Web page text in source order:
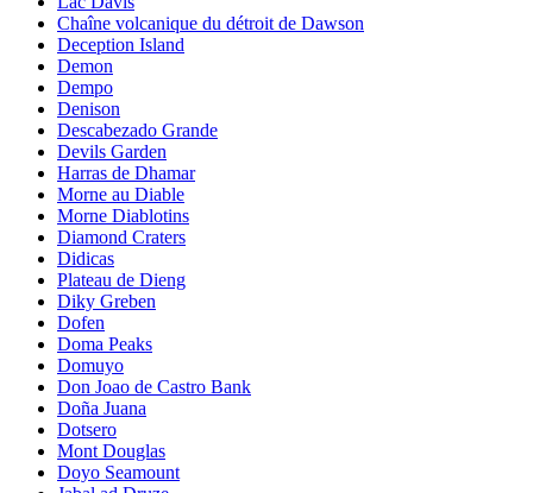
Chaîne volcanique du détroit de Dawson
Deception Island
Demon
Dempo
Denison
Descabezado Grande
Devils Garden
Harras de Dhamar
Morne au Diable
Morne Diablotins
Diamond Craters
Didicas
Plateau de Dieng
Diky Greben
Dofen
Doma Peaks
Domuyo
Don Joao de Castro Bank
Doña Juana
Dotsero
Mont Douglas
Doyo Seamount